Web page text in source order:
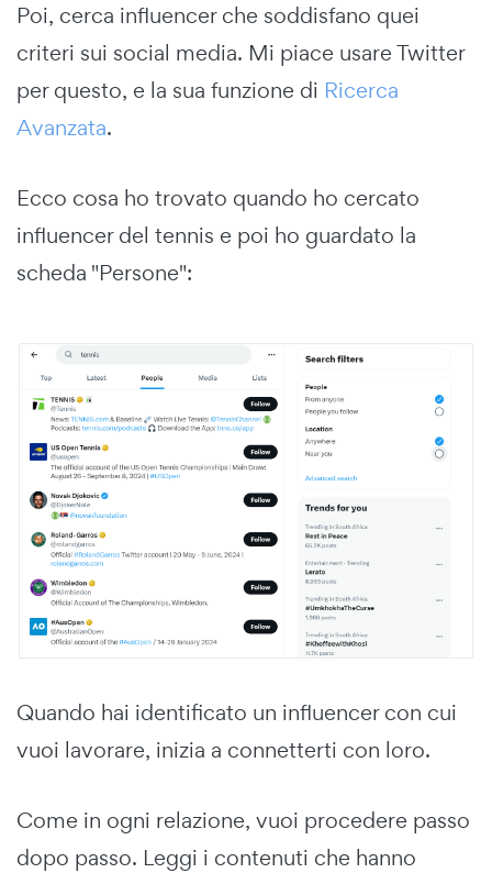
Poi, cerca influencer che soddisfano quei
criteri sui social media. Mi piace usare Twitter
per questo, e la sua funzione di Ricerca
Avanzata.
Ecco cosa ho trovato quando ho cercato
influencer del tennis e poi ho guardato la
scheda "Persone":
Quando hai identificato un influencer con cui
vuoi lavorare, inizia a connetterti con loro.
Come in ogni relazione, vuoi procedere passo
dopo passo. Leggi i contenuti che hanno